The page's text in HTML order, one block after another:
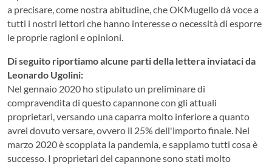
a precisare, come nostra abitudine, che OKMugello dà voce a
tutti i nostri lettori che hanno interesse o necessità di esporre
le proprie ragioni e opinioni.
Di seguito riportiamo alcune parti della lettera inviataci da
Leonardo Ugolini:
Nel gennaio 2020 ho stipulato un preliminare di
compravendita di questo capannone con gli attuali
proprietari, versando una caparra molto inferiore a quanto
avrei dovuto versare, ovvero il 25% dell'importo finale. Nel
marzo 2020 è scoppiata la pandemia, e sappiamo tutti cosa è
successo. I proprietari del capannone sono stati molto